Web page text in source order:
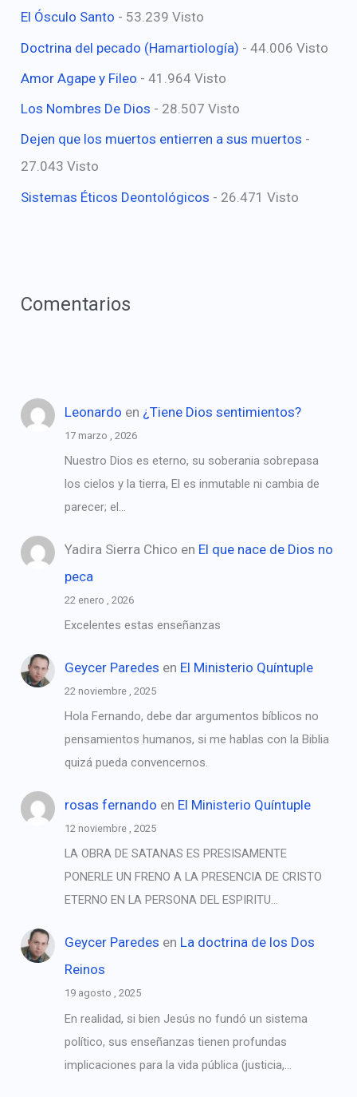
El Ósculo Santo - 53.239 Visto
Doctrina del pecado (Hamartiología) - 44.006 Visto
Amor Agape y Fileo - 41.964 Visto
Los Nombres De Dios - 28.507 Visto
Dejen que los muertos entierren a sus muertos -
27.043 Visto
Sistemas Éticos Deontológicos - 26.471 Visto
Comentarios
Leonardo en ¿Tiene Dios sentimientos?
17 marzo , 2026
Nuestro Dios es eterno, su soberania sobrepasa
los cielos y la tierra, El es inmutable ni cambia de
parecer; el…
Yadira Sierra Chico en El que nace de Dios no
peca
22 enero , 2026
Excelentes estas enseñanzas
Geycer Paredes en El Ministerio Quíntuple
22 noviembre , 2025
Hola Fernando, debe dar argumentos bíblicos no
pensamientos humanos, si me hablas con la Biblia
quizá pueda convencernos.
rosas fernando en El Ministerio Quíntuple
12 noviembre , 2025
LA OBRA DE SATANAS ES PRESISAMENTE
PONERLE UN FRENO A LA PRESENCIA DE CRISTO
ETERNO EN LA PERSONA DEL ESPIRITU…
Geycer Paredes en La doctrina de los Dos
Reinos
19 agosto , 2025
En realidad, si bien Jesús no fundó un sistema
político, sus enseñanzas tienen profundas
implicaciones para la vida pública (justicia,…